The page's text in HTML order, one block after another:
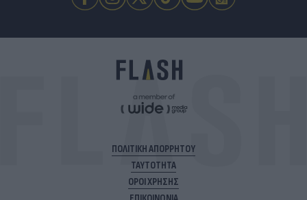
ΠΟΛΙΤΙΚΗ ΑΠΟΡΡΗΤΟΥ
ΤΑΥΤΟΤΗΤΑ
ΟΡΟΙ ΧΡΗΣΗΣ